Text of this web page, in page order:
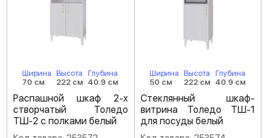
Ширина
70 см
Высота
222 см
Глубина
40.9 см
Распашной шкаф 2-х
створчатый Толедо
ТШ-2 с полками белый
Ширина
50 см
Высота
222 см
Глубина
40.9 см
Стеклянный шкаф-
витрина Толедо ТШ-1
для посуды белый